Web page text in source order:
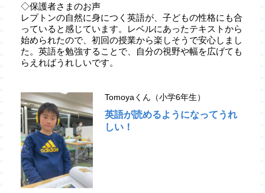
◇保護者さまのお声
レプトンの自然に身につく英語が、子どもの性格にも合
っていると感じています。レベルにあったテキストから
始められたので、初回の授業から楽しそうで安心しまし
た。英語を勉強することで、自分の視野や幅を広げても
らえればうれしいです。
Tomoyaくん（小学6年生）
英語が読めるようになってうれ
しい！